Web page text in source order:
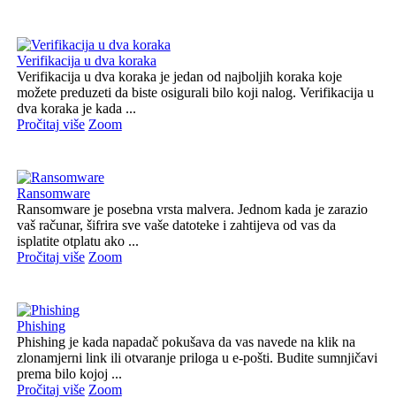
Verifikacija u dva koraka
Verifikacija u dva koraka je jedan od najboljih koraka koje
možete preduzeti da biste osigurali bilo koji nalog. Verifikacija u
dva koraka je kada ...
Pročitaj više Zoom
Ransomware
Ransomware je posebna vrsta malvera. Jednom kada je zarazio
vaš računar, šifrira sve vaše datoteke i zahtijeva od vas da
isplatite otplatu ako ...
Pročitaj više Zoom
Phishing
Phishing je kada napadač pokušava da vas navede na klik na
zlonamjerni link ili otvaranje priloga u e-pošti. Budite sumnjičavi
prema bilo kojoj ...
Pročitaj više Zoom